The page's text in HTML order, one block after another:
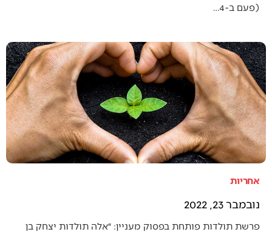
(פעם ב-4…
אחריות
נובמבר 23, 2022
פרשת תולדות פותחת בפסוק מעניין: ״אלה תולדות יצחק בן